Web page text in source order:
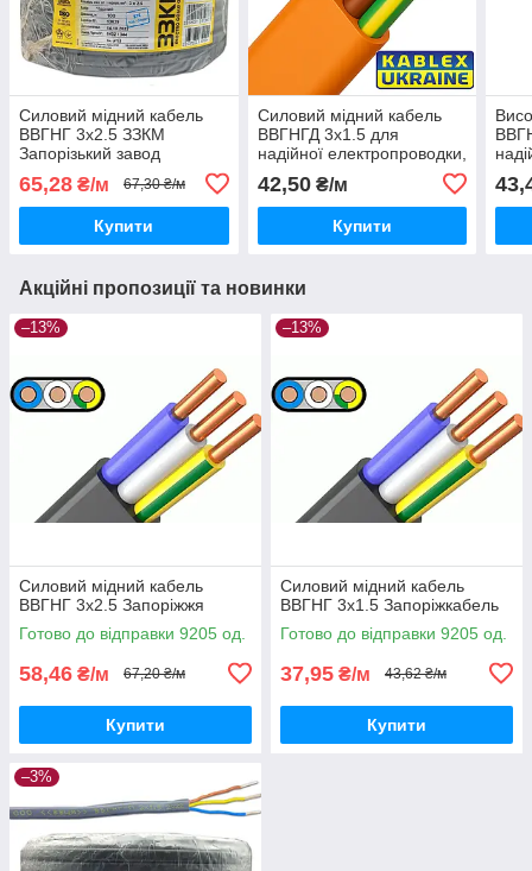
Силовий мідний кабель
ВВГНГ 3х2.5 ЗЗКМ
Запорізький завод
повноцінний
65,28 ₴/м 67,30 ₴/м
Купити
Силовий мідний кабель
ВВГНГД 3х1.5 для
надійної електропроводки,
Одеса Каблекс.
42,50₴/м
Купити
Акційні пропозиції та новинки
–13%
Силовий мідний кабель
ВВГНГ 3х2.5 Запоріжжя
Готово до відправки 9205 од.
58,46 ₴/м 67,20 ₴/м
Купити
–13%
Силовий мідний кабель
ВВГНГ 3х1.5 Запоріжкабель
Готово до відправки 9205 од.
37,95 ₴/м 43,62 ₴/м
Купити
–3%